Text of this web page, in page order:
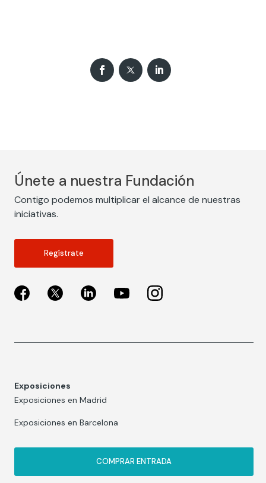
Únete a nuestra Fundación
Contigo podemos multiplicar el alcance de nuestras
iniciativas.
Regístrate
Exposiciones
Exposiciones en Madrid
Exposiciones en Barcelona
COMPRAR ENTRADA